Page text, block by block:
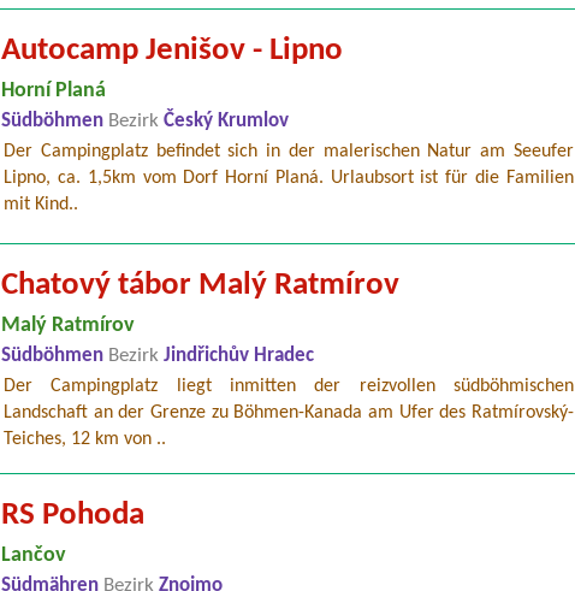
Autocamp Jenišov - Lipno
Horní Planá
Südböhmen Bezirk Český Krumlov
Der Campingplatz befindet sich in der malerischen Natur am Seeufer
Lipno, ca. 1,5km vom Dorf Horní Planá. Urlaubsort ist für die Familien
mit Kind..
Chatový tábor Malý Ratmírov
Malý Ratmírov
Südböhmen Bezirk Jindřichův Hradec
Der Campingplatz liegt inmitten der reizvollen südböhmischen
Landschaft an der Grenze zu Böhmen-Kanada am Ufer des Ratmírovský-
Teiches, 12 km von ..
RS Pohoda
Lančov
Südmähren Bezirk Znojmo